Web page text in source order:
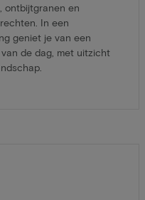
ontbijtgranen en
In een
geniet je van een
de dag, met uitzicht